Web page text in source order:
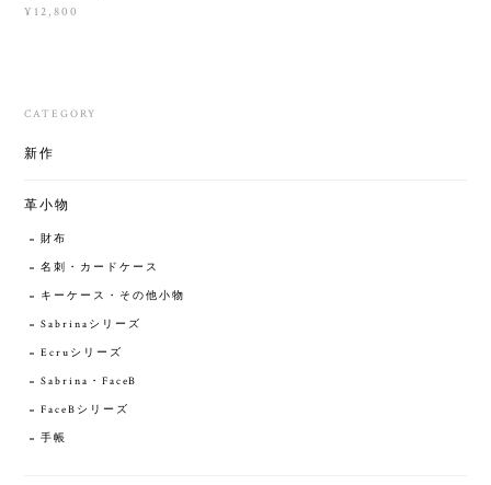
¥12,800
CATEGORY
新作
革小物
財布
名刺・カードケース
キーケース・その他小物
Sabrinaシリーズ
Ecruシリーズ
Sabrina・FaceB
FaceBシリーズ
手帳